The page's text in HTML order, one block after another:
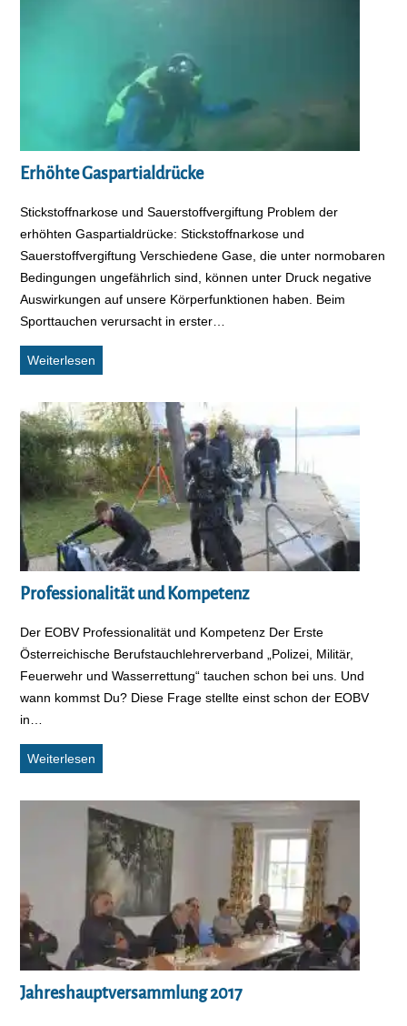
Erhöhte Gaspartialdrücke
Stickstoffnarkose und Sauerstoffvergiftung Problem der
erhöhten Gaspartialdrücke: Stickstoffnarkose und
Sauerstoffvergiftung Verschiedene Gase, die unter normobaren
Bedingungen ungefährlich sind, können unter Druck negative
Auswirkungen auf unsere Körperfunktionen haben. Beim
Sporttauchen verursacht in erster…
Weiterlesen
Professionalität und Kompetenz
Der EOBV Professionalität und Kompetenz Der Erste
Österreichische Berufstauchlehrerverband „Polizei, Militär,
Feuerwehr und Wasserrettung“ tauchen schon bei uns. Und
wann kommst Du? Diese Frage stellte einst schon der EOBV
in…
Weiterlesen
Jahreshauptversammlung 2017